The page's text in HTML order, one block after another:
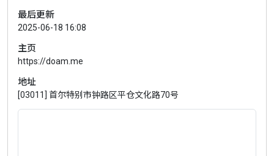
最后更新
2025-06-18 16:08
主页
https://doam.me
地址
[03011] 首尔特别市钟路区平仓文化路70号